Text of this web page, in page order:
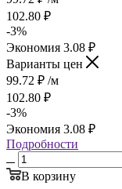
102.80 ₽
-3%
Экономия 3.08 ₽
Варианты цен
99.72 ₽ /м
102.80 ₽
-3%
Экономия 3.08 ₽
Подробности
В корзину